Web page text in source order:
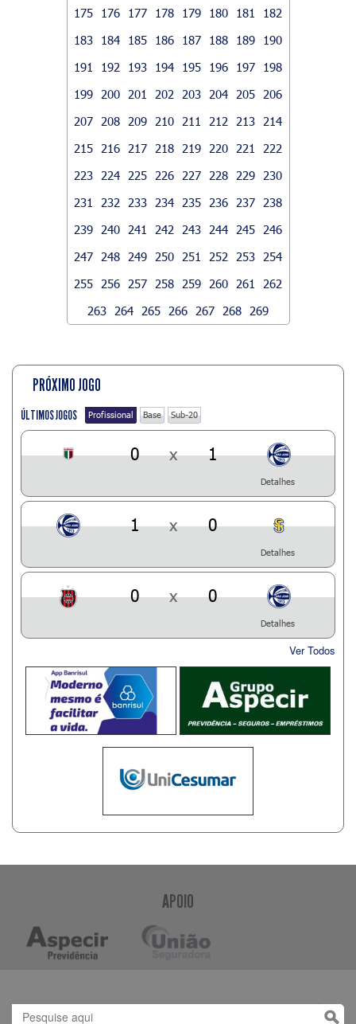
175
176 177 178 179 180 181
182
183
184 185 186 187 188 189
190
191
192 193 194 195 196 197
198
199
200 201 202 203 204 205
206
207
208 209 210 211 212 213
214
215
216 217 218 219 220 221
222
223
224 225 226 227 228 229
230
231
232 233 234 235 236 237
238
239
240 241 242 243 244 245
246
247
248 249 250 251 252 253
254
255
256 257 258 259 260 261
262
263
264 265 266 267 268 269
PRÓXIMO JOGO
ÚLTIMOS JOGOS Profissional Base Sub-20
0 x 1
Detalhes
1 x 0
Detalhes
0 x 0
Detalhes
Ver Todos
APOIO